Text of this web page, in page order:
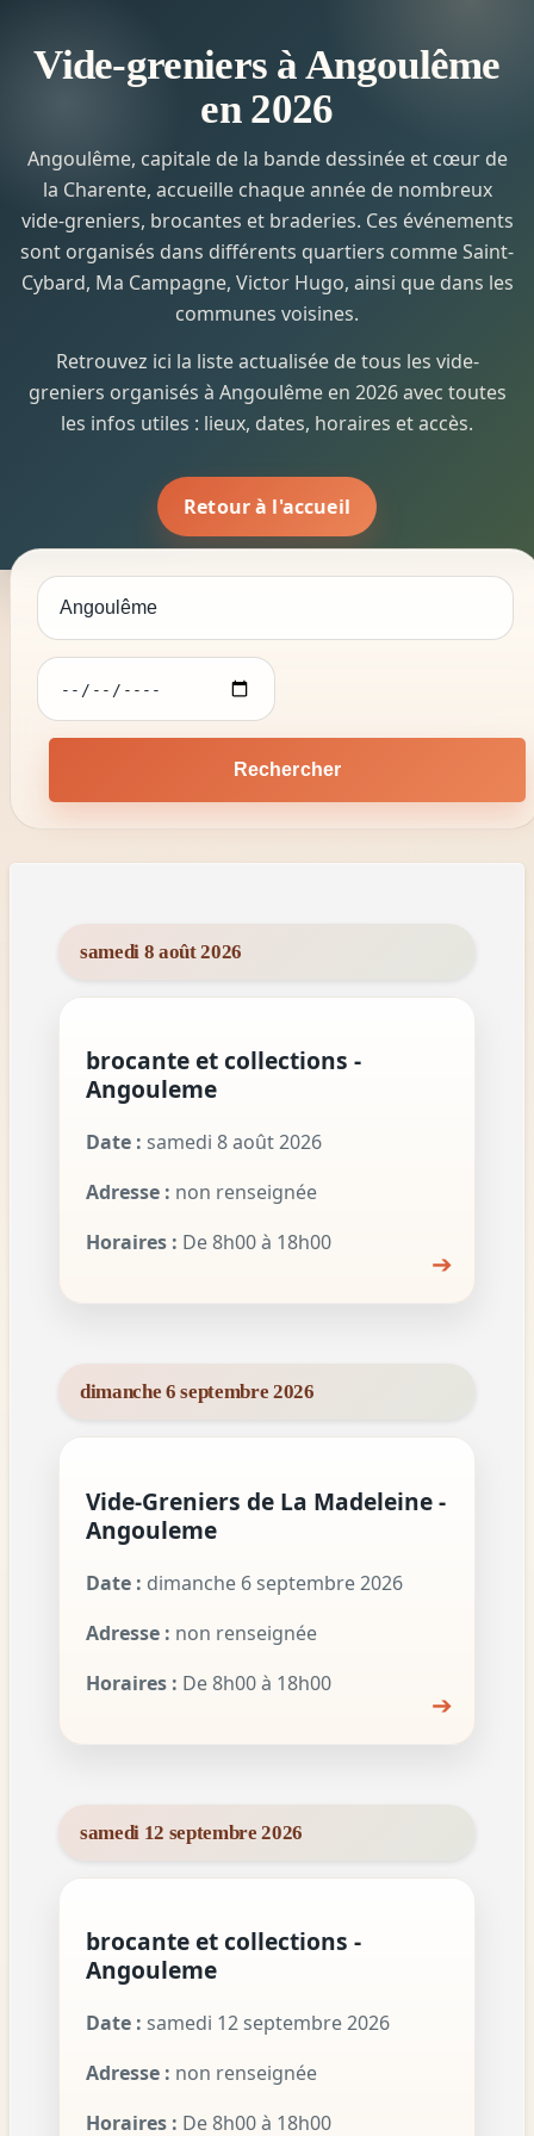
Vide-greniers à Angoulême
en 2026
Angoulême, capitale de la bande dessinée et cœur de
la Charente, accueille chaque année de nombreux
vide-greniers, brocantes et braderies. Ces événements
sont organisés dans différents quartiers comme Saint-
Cybard, Ma Campagne, Victor Hugo, ainsi que dans les
communes voisines.
Retrouvez ici la liste actualisée de tous les vide-
greniers organisés à Angoulême en 2026 avec toutes
les infos utiles : lieux, dates, horaires et accès.
Retour à l'accueil
Rechercher
samedi 8 août 2026
brocante et collections -
Angouleme
Date : samedi 8 août 2026
Adresse : non renseignée
Horaires : De 8h00 à 18h00
➔
dimanche 6 septembre 2026
Vide-Greniers de La Madeleine -
Angouleme
Date : dimanche 6 septembre 2026
Adresse : non renseignée
Horaires : De 8h00 à 18h00
➔
samedi 12 septembre 2026
brocante et collections -
Angouleme
Date : samedi 12 septembre 2026
Adresse : non renseignée
Horaires : De 8h00 à 18h00